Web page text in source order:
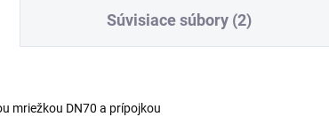
Súvisiace súbory (2)
mriežkou DN70 a prípojkou